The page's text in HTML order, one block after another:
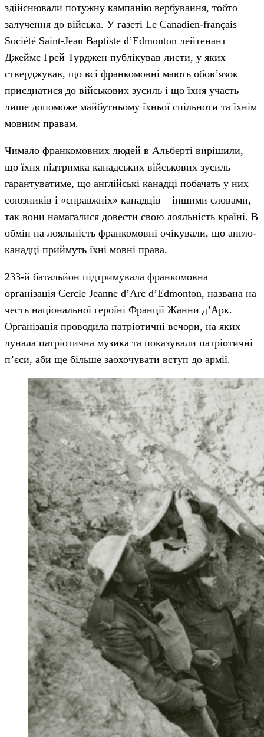
здійснювали потужну кампанію вербування, тобто
залучення до війська. У газеті Le Canadien-français
Société Saint-Jean Baptiste d’Edmonton лейтенант
Джеймс Грей Турджен публікував листи, у яких
стверджував, що всі франкомовні мають обов’язок
приєднатися до військових зусиль і що їхня участь
лише допоможе майбутньому їхньої спільноти та їхнім
мовним правам.
Чимало франкомовних людей в Альберті вирішили,
що їхня підтримка канадських військових зусиль
гарантуватиме, що англійські канадці побачать у них
союзників і «справжніх» канадців – іншими словами,
так вони намагалися довести свою лояльність країні. В
обмін на лояльність франкомовні очікували, що англо-
канадці приймуть їхні мовні права.
233-й батальйон підтримувала франкомовна
організація Cercle Jeanne d’Arc d’Edmonton, названа на
честь національної героїні Франції Жанни д’Арк.
Організація проводила патріотичні вечори, на яких
лунала патріотична музика та показували патріотичні
п’єси, аби ще більше заохочувати вступ до армії.